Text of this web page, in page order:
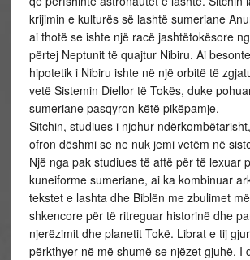
krijimin e kulturës së lashtë sumeriane
ai thotë se ishte një racë jashtëtokësore
përtej Neptunit të quajtur Nibiru. Ai
hipotetik i Nibiru ishte në një orbitë të
vetë Sistemin Diellor të Tokës, duke
sumeriane pasqyron këtë pikëpamje.
Sitchin, studiues i njohur
ofron dëshmi se ne nuk jemi vetëm në
Një nga pak studiues të aftë për të lexuar
kuneiforme sumeriane, ai ka kombinuar
tekstet e lashta dhe Biblën me zbulimet
shkencore për të ritreguar historinë dhe
njerëzimit dhe planetit Tokë. Librat e tij
përkthyer në më shumë se njëzet gjuhë. I